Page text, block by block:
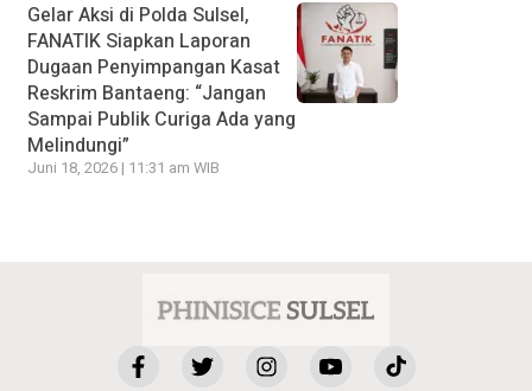
Gelar Aksi di Polda Sulsel,
FANATIK Siapkan Laporan
Dugaan Penyimpangan Kasat
Reskrim Bantaeng: “Jangan
Sampai Publik Curiga Ada yang
Melindungi”
Juni 18, 2026 | 11:31 am WIB